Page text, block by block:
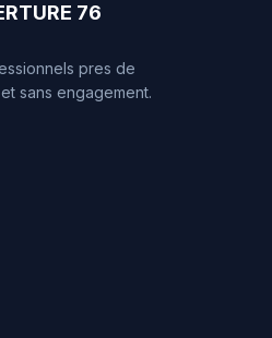
76
pres de
sans engagement.